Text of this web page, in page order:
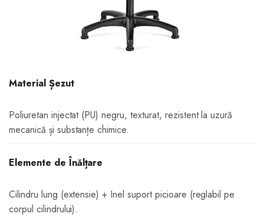
Material Șezut
Poliuretan injectat (PU) negru, texturat, rezistent la uzură
mecanică și substanțe chimice.
Elemente de Înălțare
Cilindru lung (extensie) + Inel suport picioare (reglabil pe
corpul cilindrului).